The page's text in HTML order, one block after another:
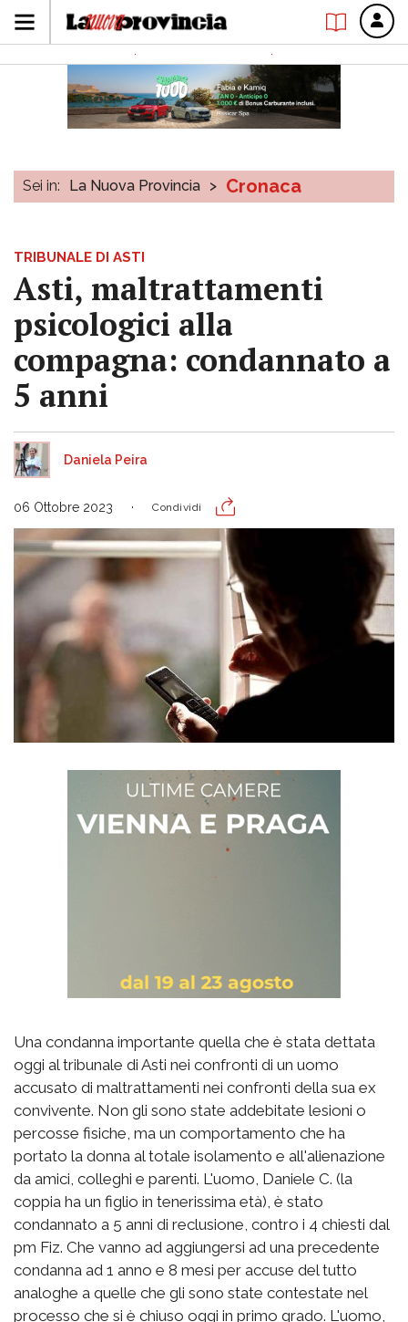
Sei in: La Nuova Provincia > Cronaca
TRIBUNALE DI ASTI
Asti, maltrattamenti
psicologici alla
compagna: condannato a
5 anni
Daniela Peira
06 Ottobre 2023 Condividi
Una condanna importante quella che è stata dettata
oggi al tribunale di Asti nei confronti di un uomo
accusato di maltrattamenti nei confronti della sua ex
convivente. Non gli sono state addebitate lesioni o
percosse fisiche, ma un comportamento che ha
portato la donna al totale isolamento e all'alienazione
da amici, colleghi e parenti. L'uomo, Daniele C. (la
coppia ha un figlio in tenerissima età), è stato
condannato a 5 anni di reclusione, contro i 4 chiesti dal
pm Fiz. Che vanno ad aggiungersi ad una precedente
condanna ad 1 anno e 8 mesi per accuse del tutto
analoghe a quelle che gli sono state contestate nel
processo che si è chiuso oggi in primo grado. L'uomo,